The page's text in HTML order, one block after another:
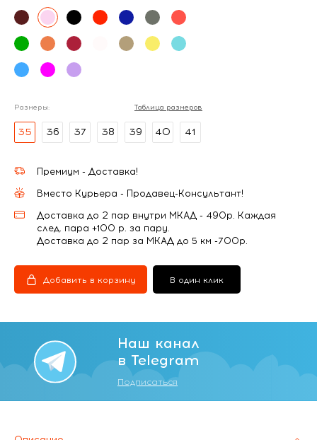
Размеры: Таблица размеров
35 36 37 38 39 40 41
Премиум - Доставка!
Вместо Курьера - Продавец-Консультант!
Доставка до 2 пар внутри МКАД - 490р. Каждая
след. пара +100 р. за пару.
Доставка до 2 пар за МКАД до 5 км -700р.
Добавить в корзину В один клик
Наш канал
в Telegram
Подписаться